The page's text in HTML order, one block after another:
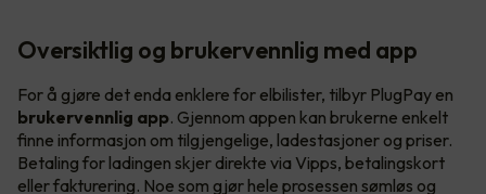
Oversiktlig og brukervennlig med app
For å gjøre det enda enklere for elbilister, tilbyr PlugPay en
brukervennlig app. Gjennom appen kan brukerne enkelt
finne informasjon om tilgjengelige, ladestasjoner og priser.
Betaling for ladingen skjer direkte via Vipps, betalingskort
eller fakturering. Noe som gjør hele prosessen sømløs og